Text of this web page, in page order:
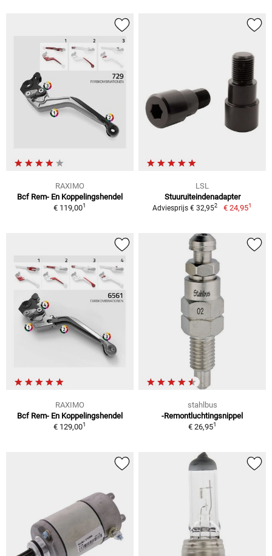
RAXIMO
Bcf Rem- En Koppelingshendel
€ 119,001
LSL
Stuuruiteindenadapter
Adviesprijs € 32,952 € 24,951
RAXIMO
Bcf Rem- En Koppelingshendel
€ 129,001
stahlbus
-Remontluchtingsnippel
€ 26,951